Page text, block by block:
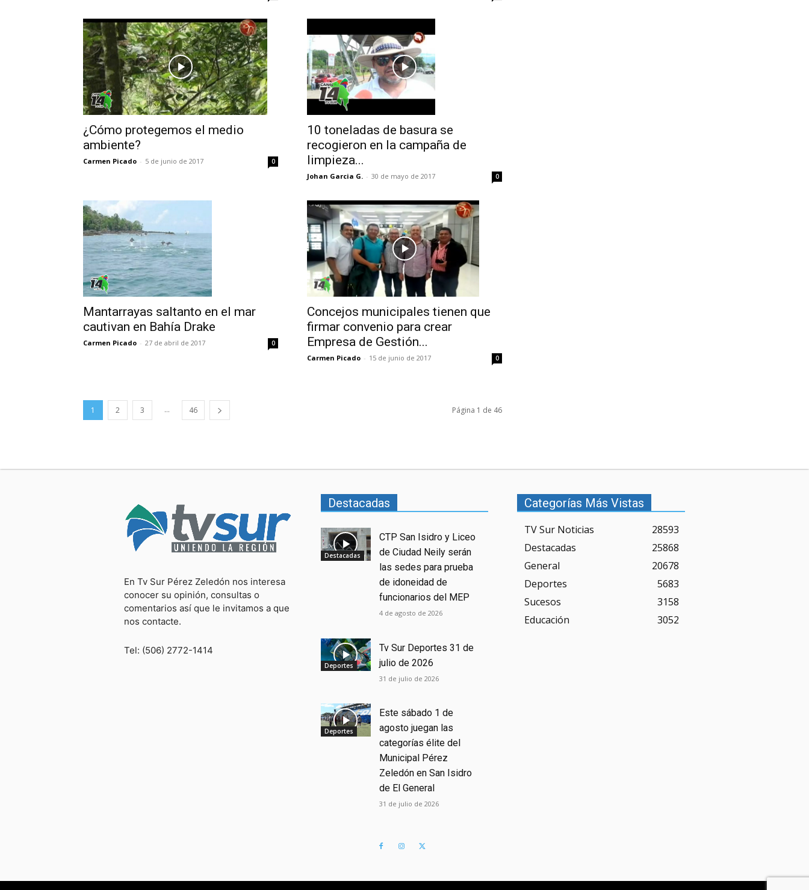
¿Cómo protegemos el medio
ambiente?
Carmen Picado - 5 de junio de 2017 0
10 toneladas de basura se
recogieron en la campaña de
limpieza...
Johan Garcia G. - 30 de mayo de 2017 0
Mantarrayas saltanto en el mar
cautivan en Bahía Drake
Carmen Picado - 27 de abril de 2017 0
Concejos municipales tienen que
firmar convenio para crear
Empresa de Gestión...
Carmen Picado - 15 de junio de 2017 0
1 2 3 ... 46 Página 1 de 46
En Tv Sur Pérez Zeledón nos interesa
conocer su opinión, consultas o
comentarios así que le invitamos a que
nos contacte.
Tel: (506) 2772-1414
Destacadas
Destacadas
CTP San Isidro y Liceo
de Ciudad Neily serán
las sedes para prueba
de idoneidad de
funcionarios del MEP
4 de agosto de 2026
Deportes
Tv Sur Deportes 31 de
julio de 2026
31 de julio de 2026
Deportes
Este sábado 1 de
agosto juegan las
categorías élite del
Municipal Pérez
Zeledón en San Isidro
de El General
31 de julio de 2026
Categorías Más Vistas
TV Sur Noticias
28593
Destacadas
25868
General
20678
Deportes
5683
Sucesos
3158
Educación
3052